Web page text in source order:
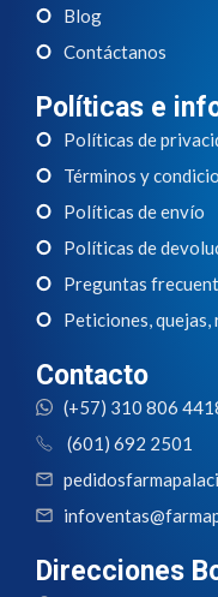
Blog
Contáctanos
Políticas e
Políticas de
Términos y
Políticas de envío
Políticas de
Preguntas
Peticiones,
Contacto
(+57) 310 806
(601) 692 2501
Direcciones